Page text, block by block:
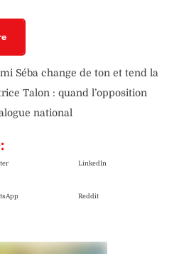
Séba change de ton et tend la
Talon : quand l’opposition
national
LinkedIn
Reddit